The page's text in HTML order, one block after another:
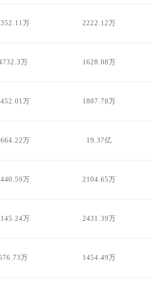
万 2222.12万
万 1628.08万
万 1887.78万
万 19.37亿
万 2104.65万
万 2431.39万
万 1454.49万